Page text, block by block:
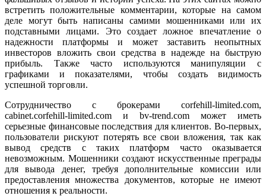
встретить положительные комментарии, которые на самом
деле могут быть написаны самими мошенниками или их
подставными лицами. Это создает ложное впечатление о
надежности платформы и может заставить неопытных
инвесторов вложить свои средства в надежде на быструю
прибыль. Также часто используются манипуляции с
графиками и показателями, чтобы создать видимость
успешной торговли.
Сотрудничество с брокерами corfehill-limited.com,
cabinet.corfehill-limited.com и bv-trend.com может иметь
серьезные финансовые последствия для клиентов. Во-первых,
пользователи рискуют потерять все свои вложения, так как
вывод средств с таких платформ часто оказывается
невозможным. Мошенники создают искусственные преграды
для вывода денег, требуя дополнительные комиссии или
предоставления множества документов, которые не имеют
отношения к реальности.